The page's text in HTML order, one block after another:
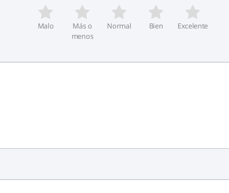
Malo
Más o
menos
Normal Bien Excelente